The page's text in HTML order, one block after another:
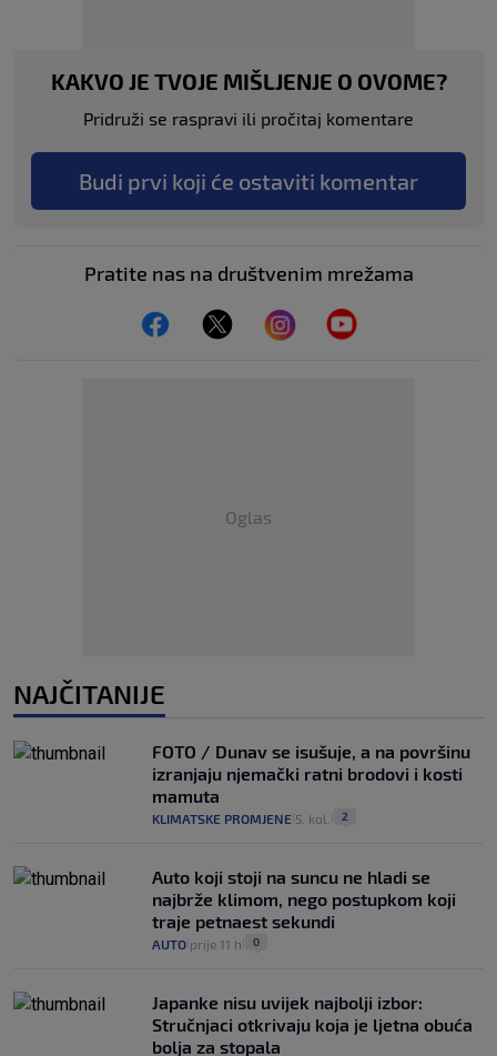
KAKVO JE TVOJE MIŠLJENJE O OVOME?
Pridruži se raspravi ili pročitaj komentare
Budi prvi koji će ostaviti komentar
Pratite nas na društvenim mrežama
Oglas
NAJČITANIJE
FOTO / Dunav se isušuje, a na površinu
izranjaju njemački ratni brodovi i kosti
mamuta
KLIMATSKE PROMJENE 5. kol. 2
Auto koji stoji na suncu ne hladi se
najbrže klimom, nego postupkom koji
traje petnaest sekundi
AUTO prije 11 h 0
Japanke nisu uvijek najbolji izbor:
Stručnjaci otkrivaju koja je ljetna obuća
bolja za stopala